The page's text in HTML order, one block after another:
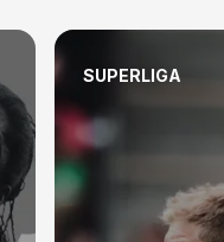
SUPERLIGA